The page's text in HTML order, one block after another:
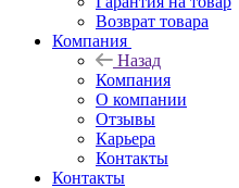
Возврат товара
Компания
Назад
Компания
О компании
Отзывы
Карьера
Контакты
Контакты